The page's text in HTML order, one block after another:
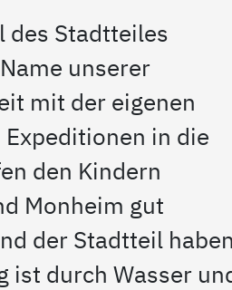
des Stadtteiles
unserer
mit der eigenen
in die
den Kindern
Monheim gut
der Stadtteil haben
ist durch Wasser